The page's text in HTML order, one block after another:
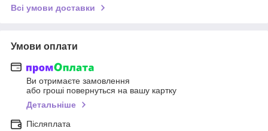
Всі умови доставки
Умови оплати
Ви отримаєте замовлення
або гроші повернуться на вашу картку
Детальніше
Післяплата